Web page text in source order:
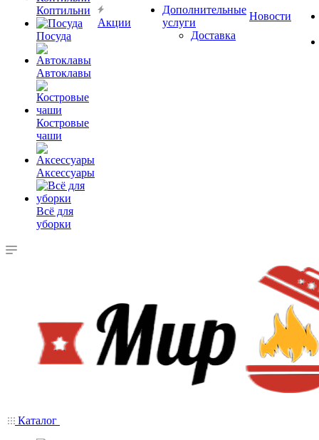
Коптильни
Посуда
Автоклавы
Костровые
чаши
Аксессуары
Всё для
уборки
Акции
Дополнительные
услуги
Доставка
Новости
Каталог